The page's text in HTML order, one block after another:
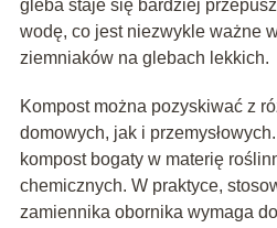
gleba staje się bardziej
wodę, co jest niezwykle ważne
ziemniaków na glebach lekkich.
Kompost można pozyskiwać z
domowych, jak i
kompost bogaty w materię
chemicznych. W praktyce,
zamiennika obornika wymaga